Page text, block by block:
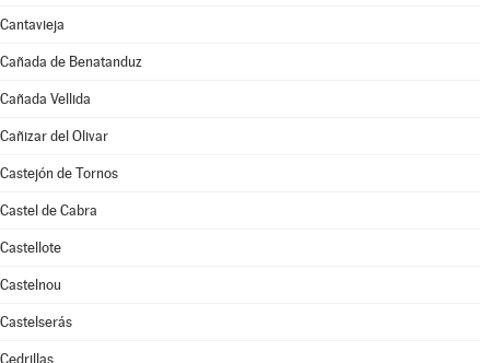
Cantavieja
Cañada de Benatanduz
Cañada Vellida
Cañizar del Olivar
Castejón de Tornos
Castel de Cabra
Castellote
Castelnou
Castelserás
Cedrillas